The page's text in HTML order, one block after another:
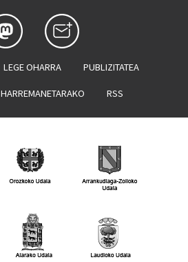
LEGE OHARRA PUBLIZITATEA
HARREMANETARAKO RSS